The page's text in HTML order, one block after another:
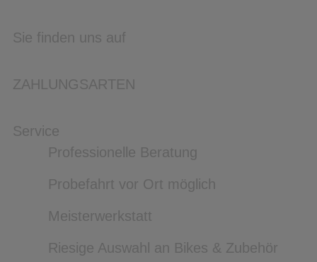
Sie finden uns auf
ZAHLUNGSARTEN
Service
Professionelle Beratung
Probefahrt vor Ort möglich
Meisterwerkstatt
Riesige Auswahl an Bikes & Zubehör